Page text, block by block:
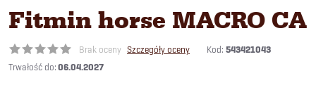
Fitmin horse MACRO CA
Brak oceny Szczegóły oceny Kod: 543421043
06.04.2027